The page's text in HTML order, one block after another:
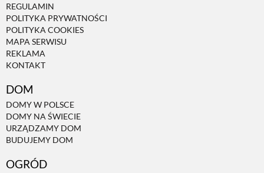
REGULAMIN
POLITYKA PRYWATNOŚCI
POLITYKA COOKIES
MAPA SERWISU
REKLAMA
KONTAKT
DOM
DOMY W POLSCE
DOMY NA ŚWIECIE
URZĄDZAMY DOM
BUDUJEMY DOM
OGRÓD